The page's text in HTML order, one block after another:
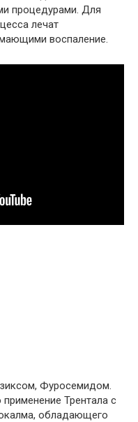
процедурами. Для
лечат
воспаление.
Фуросемидом.
Трентала с
обладающего